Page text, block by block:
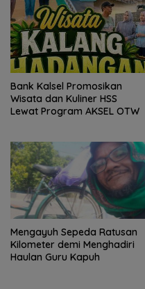
Bank Kalsel Promosikan
Wisata dan Kuliner HSS
Lewat Program AKSEL OTW
Mengayuh Sepeda Ratusan
Kilometer demi Menghadiri
Haulan Guru Kapuh